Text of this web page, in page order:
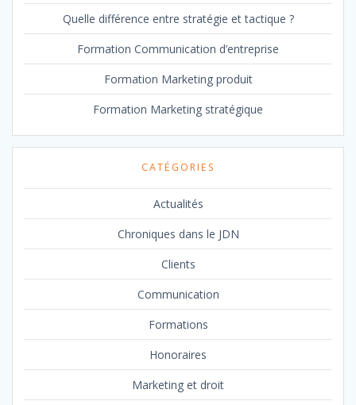
Quelle différence entre stratégie et tactique ?
Formation Communication d’entreprise
Formation Marketing produit
Formation Marketing stratégique
CATÉGORIES
Actualités
Chroniques dans le JDN
Clients
Communication
Formations
Honoraires
Marketing et droit